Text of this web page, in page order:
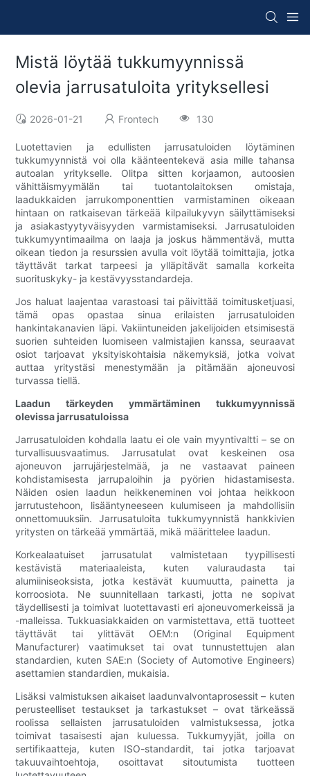
Mistä löytää tukkumyynnissä
olevia jarrusatuloita yrityksellesi
2026-01-21 Frontech 130
Luotettavien ja edullisten jarrusatuloiden löytäminen
tukkumyynnistä voi olla käänteentekevä asia mille tahansa
autoalan yritykselle. Olitpa sitten korjaamon, autoosien
vähittäismyymälän tai tuotantolaitoksen omistaja,
laadukkaiden jarrukomponenttien varmistaminen oikeaan
hintaan on ratkaisevan tärkeää kilpailukyvyn säilyttämiseksi
ja asiakastyytyväisyyden varmistamiseksi. Jarrusatuloiden
tukkumyyntimaailma on laaja ja joskus hämmentävä, mutta
oikean tiedon ja resurssien avulla voit löytää toimittajia, jotka
täyttävät tarkat tarpeesi ja ylläpitävät samalla korkeita
suorituskyky- ja kestävyysstandardeja.
Jos haluat laajentaa varastoasi tai päivittää toimitusketjuasi,
tämä opas opastaa sinua erilaisten jarrusatuloiden
hankintakanavien läpi. Vakiintuneiden jakelijoiden etsimisestä
suorien suhteiden luomiseen valmistajien kanssa, seuraavat
osiot tarjoavat yksityiskohtaisia ​​​​näkemyksiä, jotka voivat
auttaa yritystäsi menestymään ja pitämään ajoneuvosi
turvassa tiellä.
Laadun tärkeyden ymmärtäminen tukkumyynnissä
olevissa jarrusatuloissa
Jarrusatuloiden kohdalla laatu ei ole vain myyntivaltti – se on
turvallisuusvaatimus. Jarrusatulat ovat keskeinen osa
ajoneuvon jarrujärjestelmää, ja ne vastaavat paineen
kohdistamisesta jarrupaloihin ja pyörien hidastamisesta.
Näiden osien laadun heikkeneminen voi johtaa heikkoon
jarrutustehoon, lisääntyneeseen kulumiseen ja mahdollisiin
onnettomuuksiin. Jarrusatuloita tukkumyynnistä hankkivien
yritysten on tärkeää ymmärtää, mikä määrittelee laadun.
Korkealaatuiset jarrusatulat valmistetaan tyypillisesti
kestävistä materiaaleista, kuten valuraudasta tai
alumiiniseoksista, jotka kestävät kuumuutta, painetta ja
korroosiota. Ne suunnitellaan tarkasti, jotta ne sopivat
täydellisesti ja toimivat luotettavasti eri ajoneuvomerkeissä ja
-malleissa. Tukkuasiakkaiden on varmistettava, että tuotteet
täyttävät tai ylittävät OEM:n (Original Equipment
Manufacturer) vaatimukset tai ovat tunnustettujen alan
standardien, kuten SAE:n (Society of Automotive Engineers)
asettamien standardien, mukaisia.
Lisäksi valmistuksen aikaiset laadunvalvontaprosessit – kuten
perusteelliset testaukset ja tarkastukset – ovat tärkeässä
roolissa sellaisten jarrusatuloiden valmistuksessa, jotka
toimivat tasaisesti ajan kuluessa. Tukkumyyjät, joilla on
sertifikaatteja, kuten ISO-standardit, tai jotka tarjoavat
takuuvaihtoehtoja, osoittavat sitoutumista tuotteen